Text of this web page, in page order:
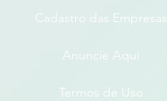
Cadastro das Empresas
Anuncie Aqui
Termos de Uso